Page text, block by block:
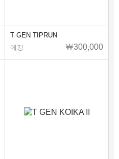
T GEN TIPRUN
에깅
￦300,000